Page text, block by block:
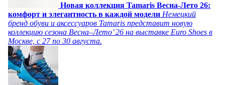
Новая коллекция Tamaris Весна-Лето 26:
комфорт и элегантность в каждой модели Немецкий
бренд обуви и аксессуаров Tamaris представит новую
коллекцию сезона Весна–Лето’ 26 на выставке Euro Shoes в
Москве, с 27 по 30 августа.